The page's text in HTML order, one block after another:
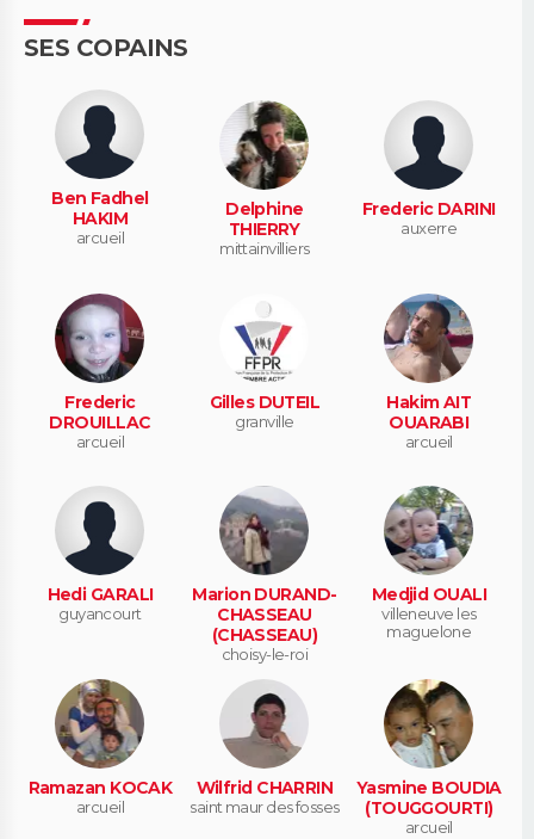
SES COPAINS
Ben Fadhel
HAKIM
arcueil
Delphine
THIERRY
mittainvilliers
Frederic DARINI
auxerre
Frederic
DROUILLAC
arcueil
Gilles DUTEIL
granville
Hakim AIT
OUARABI
arcueil
Hedi GARALI
guyancourt
Marion DURAND-
CHASSEAU
(CHASSEAU)
choisy-le-roi
Medjid OUALI
villeneuve les
maguelone
Ramazan KOCAK
arcueil
Wilfrid CHARRIN
saint maur des fosses
Yasmine BOUDIA
(TOUGGOURTI)
arcueil